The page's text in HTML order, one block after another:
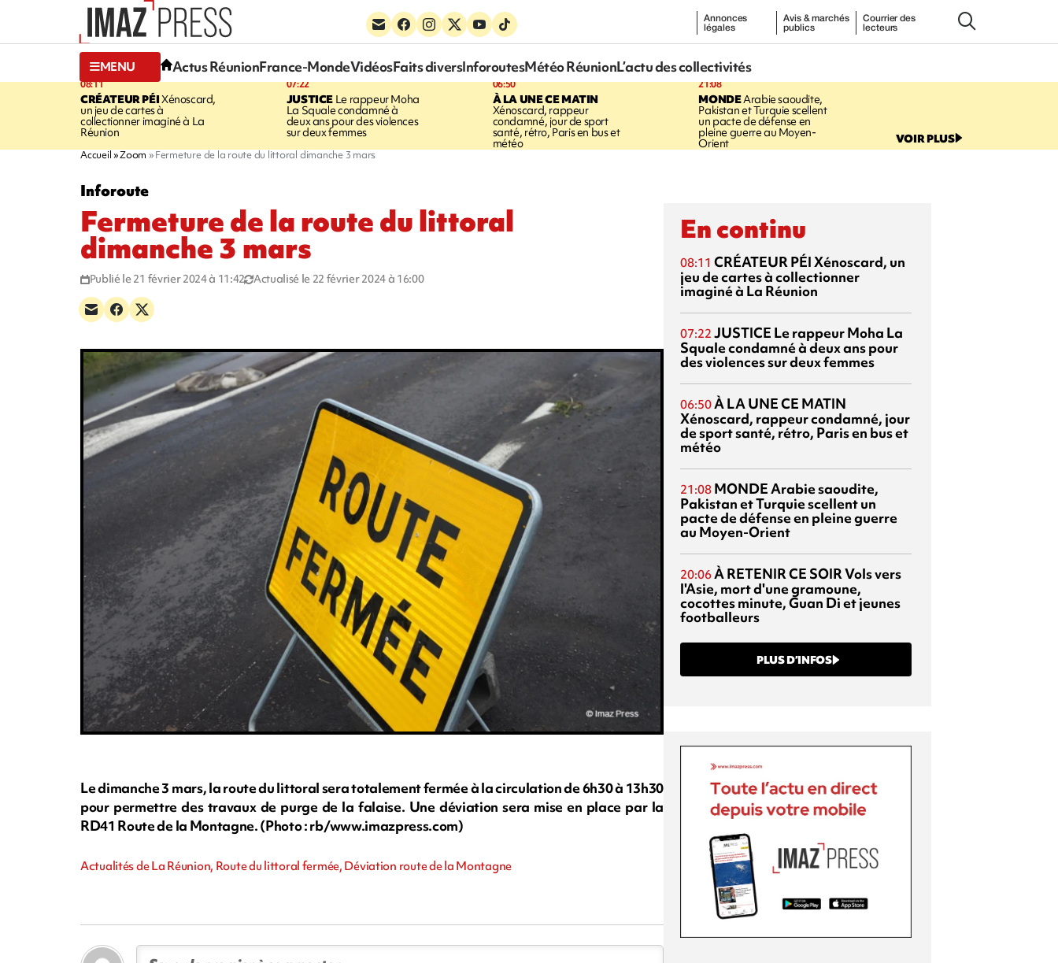
Annonces
légales
Avis & marchés
publics
Courrier des
lecteurs
MENU Actus RéunionFrance-MondeVidéosFaits diversInforoutesMétéo RéunionL’actu des collectivités
08:11
CRÉATEUR PÉIXénoscard,
un jeu de cartes à
collectionner imaginé à La
Réunion
07:22
JUSTICE Le rappeur Moha
La Squale condamné à
deux ans pour des violences
sur deux femmes
06:50
À LA UNE CE MATIN
Xénoscard, rappeur
condamné, jour de sport
santé, rétro, Paris en bus et
météo
21:08
MONDEArabie saoudite,
Pakistan et Turquie scellent
un pacte de défense en
pleine guerre au Moyen-
Orient VOIR PLUS
Accueil Zoom Fermeture de la route du littoral dimanche 3 mars
Inforoute
Fermeture de la route du littoral
dimanche 3 mars
Publié le 21 février 2024 à 11:42 Actualisé le 22 février 2024 à 16:00
Le dimanche 3 mars, la route du littoral sera totalement fermée à la circulation de 6h30 à 13h30
pour permettre des travaux de purge de la falaise. Une déviation sera mise en place par la
RD41 Route de la Montagne. (Photo : rb/www.imazpress.com)
Actualités de La Réunion, Route du littoral fermée, Déviation route de la Montagne
En continu
08:11 CRÉATEUR PÉIXénoscard, un
jeu de cartes à collectionner
imaginé à La Réunion
07:22 JUSTICE Le rappeur Moha La
Squale condamné à deux ans pour
des violences sur deux femmes
06:50À LA UNE CE MATIN
Xénoscard, rappeur condamné, jour
de sport santé, rétro, Paris en bus et
météo
21:08 MONDEArabie saoudite,
Pakistan et Turquie scellent un
pacte de défense en pleine guerre
au Moyen-Orient
20:06À RETENIR CE SOIRVols vers
l'Asie, mort d'une gramoune,
cocottes minute, Guan Di et jeunes
footballeurs
PLUS D’INFOS